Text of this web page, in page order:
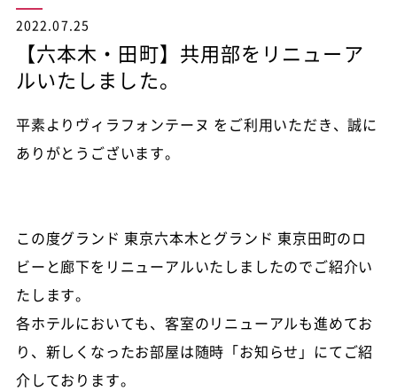
2022.07.25
【六本木・田町】共用部をリニューア
ルいたしました。
平素よりヴィラフォンテーヌ をご利用いただき、誠に
ありがとうございます。
この度グランド 東京六本木とグランド 東京田町のロ
ビーと廊下をリニューアルいたしましたのでご紹介い
たします。
各ホテルにおいても、客室のリニューアルも進めてお
り、新しくなったお部屋は随時「お知らせ」にてご紹
介しております。